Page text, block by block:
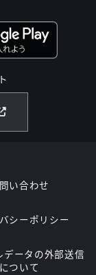
い合わせ
シーポリシー
データの外部送信
について